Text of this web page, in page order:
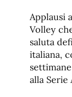
Applausi
Volley
saluta
italiana,
alla Serie